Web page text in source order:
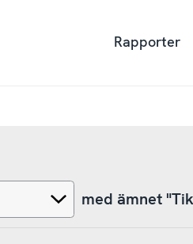
Rapporter
med ämnet